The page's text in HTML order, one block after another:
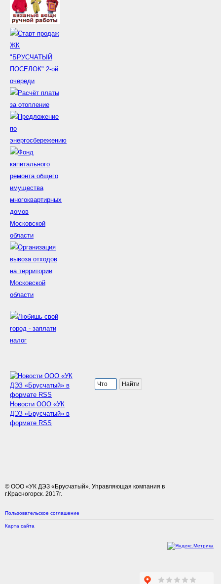
Новости ООО «УК
ДЭЗ «Брусчатый» в
формате RSS
© ООО «УК ДЭЗ «Брусчатый». Управляющая компания в
г.Красногорск. 2017г.
Пользовательское соглашение
Карта сайта